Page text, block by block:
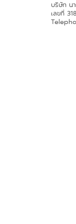
บริษัท น
เลขที่